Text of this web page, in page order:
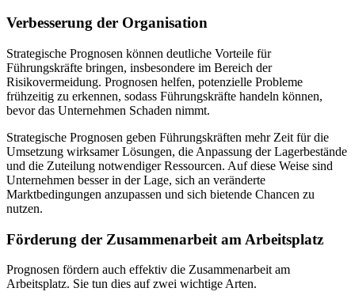
Verbesserung der Organisation
Strategische Prognosen können deutliche Vorteile für
Führungskräfte bringen, insbesondere im Bereich der
Risikovermeidung. Prognosen helfen, potenzielle Probleme
frühzeitig zu erkennen, sodass Führungskräfte handeln können,
bevor das Unternehmen Schaden nimmt.
Strategische Prognosen geben Führungskräften mehr Zeit für die
Umsetzung wirksamer Lösungen, die Anpassung der Lagerbestände
und die Zuteilung notwendiger Ressourcen. Auf diese Weise sind
Unternehmen besser in der Lage, sich an veränderte
Marktbedingungen anzupassen und sich bietende Chancen zu
nutzen.
Förderung der Zusammenarbeit am Arbeitsplatz
Prognosen fördern auch effektiv die Zusammenarbeit am
Arbeitsplatz. Sie tun dies auf zwei wichtige Arten.